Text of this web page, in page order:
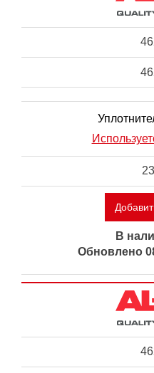
В
Обновлено